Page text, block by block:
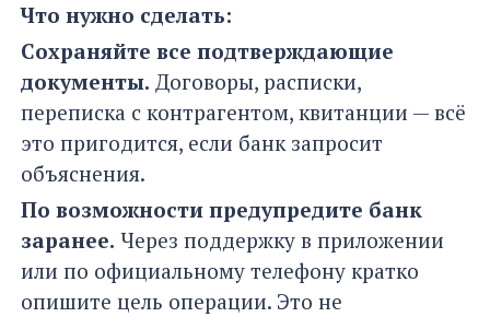
Что нужно сделать:
Сохраняйте все подтверждающие
документы. Договоры, расписки,
переписка с контрагентом, квитанции — всё
это пригодится, если банк запросит
объяснения.
По возможности предупредите банк
заранее. Через поддержку в приложении
или по официальному телефону кратко
опишите цель операции. Это не